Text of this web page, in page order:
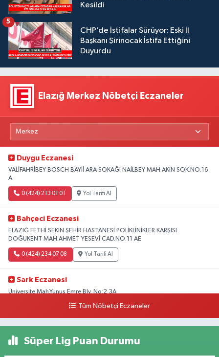
Kesildi
CHP’de İstifalar Sürüyor: Eski İl
Başkanı Şirinocak İstifa Ettiğini
Duyurdu
5
Elazığ Merkez Nöbetçi Eczaneler
Duygu Eczanesi
VALİFAHRİBEY BOSCH BAYİİ ARA SOKAĞI NAİLBEY MAH.AKIN SOK.NO:16
A
0 (424) 213 01 01 Yol Tarifi Al
Bahçeci Eczanesi
ELAZIĞ FETHİ SEKİN ŞEHİR HASTANESİ POLİKLİNİKLER KARŞISI
DOĞUKENT MAH.AHMET YESEVİ CAD.NO:11 AE
0 (424) 234 07 08 Yol Tarifi Al
Sark Eczanesi
Üniversite Mah.Yunus Emre Blv. No:2 3A
Yol Tarifi Al
BELEDİYE KARŞISI ÖZTUNÇ AVM 300 METRE AŞAĞI CADDE Sürsürü
Tüm Nöbetçi Eczaneler
Süper Lig Puan Durumu